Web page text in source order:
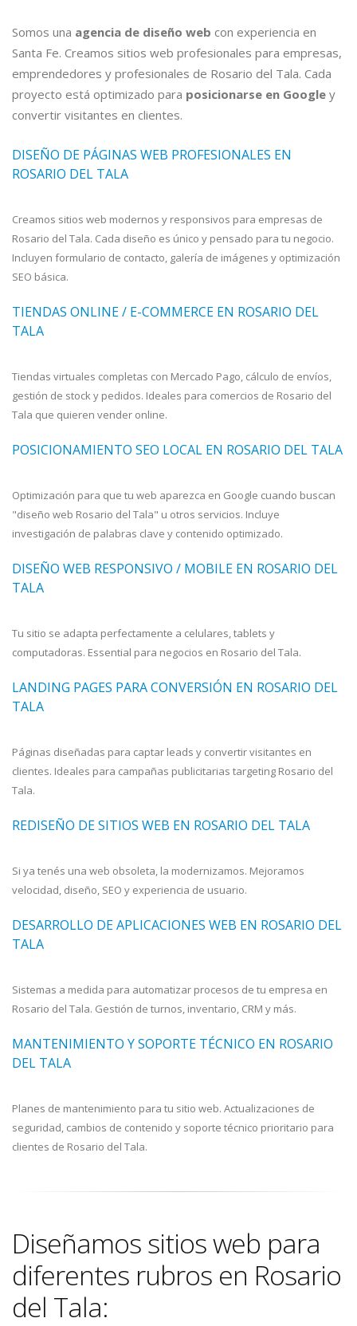
Somos una agencia de diseño web con experiencia en
Santa Fe. Creamos sitios web profesionales para empresas,
emprendedores y profesionales de Rosario del Tala. Cada
proyecto está optimizado para posicionarse en Google y
convertir visitantes en clientes.
DISEÑO DE PÁGINAS WEB PROFESIONALES EN
ROSARIO DEL TALA
Creamos sitios web modernos y responsivos para empresas de
Rosario del Tala. Cada diseño es único y pensado para tu negocio.
Incluyen formulario de contacto, galería de imágenes y optimización
SEO básica.
TIENDAS ONLINE / E-COMMERCE EN ROSARIO DEL
TALA
Tiendas virtuales completas con Mercado Pago, cálculo de envíos,
gestión de stock y pedidos. Ideales para comercios de Rosario del
Tala que quieren vender online.
POSICIONAMIENTO SEO LOCAL EN ROSARIO DEL TALA
Optimización para que tu web aparezca en Google cuando buscan
"diseño web Rosario del Tala" u otros servicios. Incluye
investigación de palabras clave y contenido optimizado.
DISEÑO WEB RESPONSIVO / MOBILE EN ROSARIO DEL
TALA
Tu sitio se adapta perfectamente a celulares, tablets y
computadoras. Essential para negocios en Rosario del Tala.
LANDING PAGES PARA CONVERSIÓN EN ROSARIO DEL
TALA
Páginas diseñadas para captar leads y convertir visitantes en
clientes. Ideales para campañas publicitarias targeting Rosario del
Tala.
REDISEÑO DE SITIOS WEB EN ROSARIO DEL TALA
Si ya tenés una web obsoleta, la modernizamos. Mejoramos
velocidad, diseño, SEO y experiencia de usuario.
DESARROLLO DE APLICACIONES WEB EN ROSARIO DEL
TALA
Sistemas a medida para automatizar procesos de tu empresa en
Rosario del Tala. Gestión de turnos, inventario, CRM y más.
MANTENIMIENTO Y SOPORTE TÉCNICO EN ROSARIO
DEL TALA
Planes de mantenimiento para tu sitio web. Actualizaciones de
seguridad, cambios de contenido y soporte técnico prioritario para
clientes de Rosario del Tala.
Diseñamos sitios web para
diferentes rubros en Rosario
del Tala: